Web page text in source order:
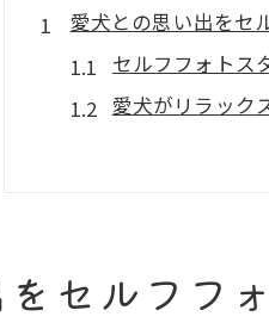
愛犬との思い出をセ
セルフフォトス
愛犬がリラック
セルフフォトスタジ
セルフフ